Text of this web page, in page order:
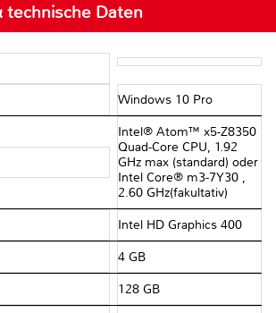
Daten
Windows 10 Pro
Intel® Atom™ x5-Z8350
Quad-Core CPU, 1.92
GHz max (standard) oder
Intel Core® m3-7Y30 ,
2.60 GHz(fakultativ)
Intel HD Graphics 400
4 GB
128 GB